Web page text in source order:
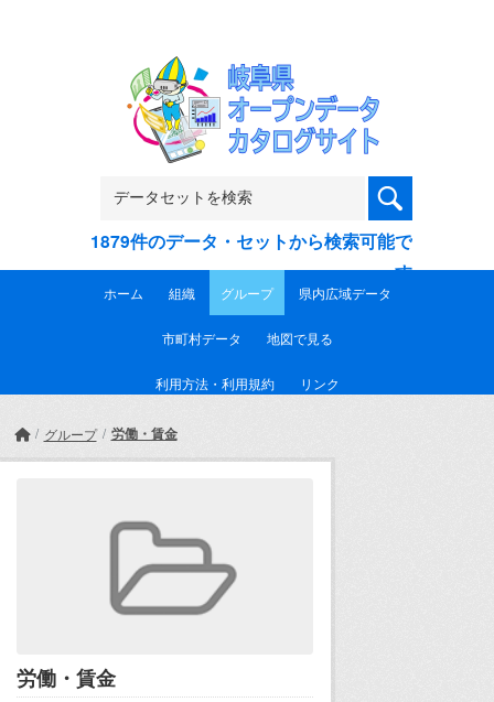
1879件のデータ・セットから検索可能で
す
ホーム 組織 グループ 県内広域データ
市町村データ 地図で見る
利用方法・利用規約 リンク
グループ 労働・賃金
労働・賃金